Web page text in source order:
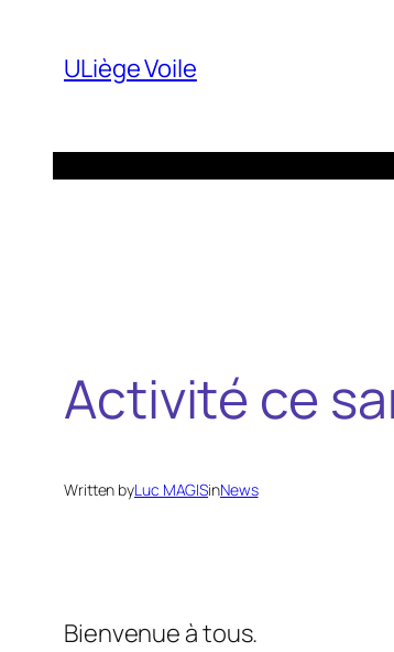
contenu
ULiège Voile
Activité ce
Written byLuc MAGISinNews
Bienvenue à tous.